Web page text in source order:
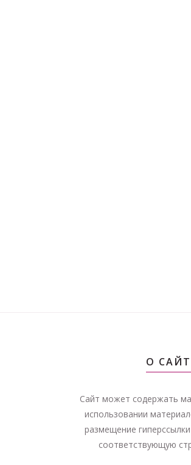
О
Сайт может содержать
использовании
размещение
соответствующую